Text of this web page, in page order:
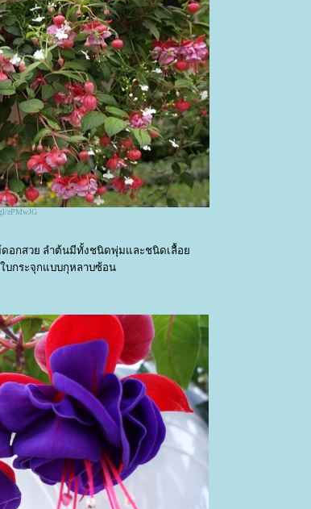
zPMwJG
อกสวย ลำต้นมีทั้งชนิดพุ่มและชนิดเลื้อ
บกระจุกแบบกุหลาบซ้อน